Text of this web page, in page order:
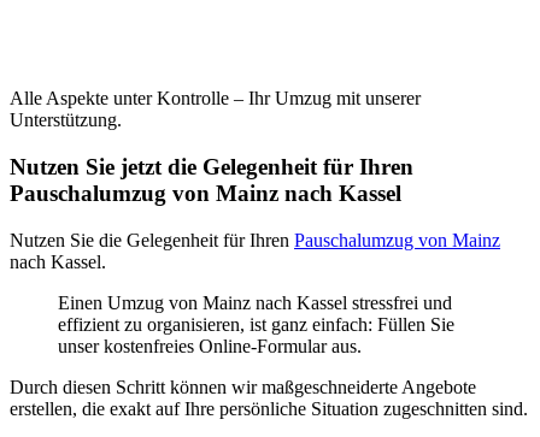
Alle Aspekte unter Kontrolle – Ihr Umzug mit unserer
Unterstützung.
Nutzen Sie jetzt die Gelegenheit für Ihren
Pauschalumzug von Mainz nach Kassel
Nutzen Sie die Gelegenheit für Ihren Pauschalumzug von Mainz
nach Kassel.
Einen Umzug von Mainz nach Kassel stressfrei und
effizient zu organisieren, ist ganz einfach: Füllen Sie
unser kostenfreies Online-Formular aus.
Durch diesen Schritt können wir maßgeschneiderte Angebote
erstellen, die exakt auf Ihre persönliche Situation zugeschnitten sind.